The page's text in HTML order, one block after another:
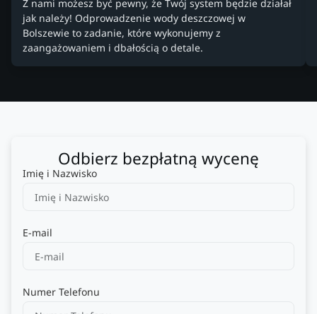
Z nami możesz być pewny, że Twój system będzie działał
jak należy! Odprowadzenie wody deszczowej w
Bolszewie to zadanie, które wykonujemy z
zaangażowaniem i dbałością o detale.
Odbierz bezpłatną wycenę
Imię i Nazwisko
E-mail
Numer Telefonu